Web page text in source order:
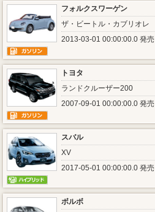
フォルクスワーゲン
ザ・ビートル・カブリオレ
2013-03-01 00:00:00.0 発売
トヨタ
ランドクルーザー200
2007-09-01 00:00:00.0 発売
スバル
XV
2017-05-01 00:00:00.0 発売
ボルボ